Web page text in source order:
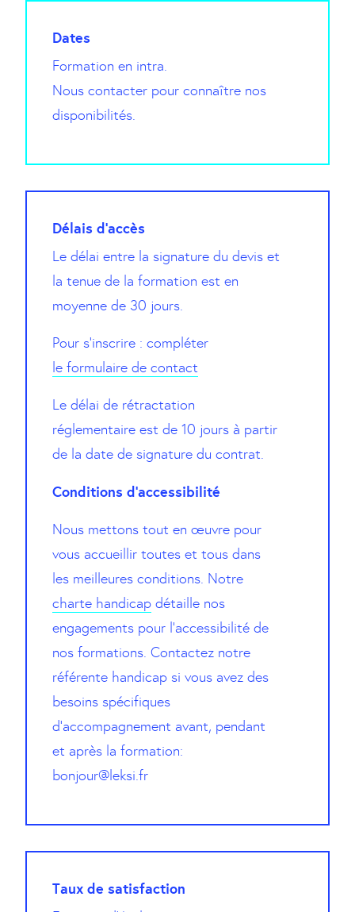
Dates
Formation en intra.
Nous contacter pour connaître nos
disponibilités.
Délais d'accès
Le délai entre la signature du devis et
la tenue de la formation est en
moyenne de 30 jours.
Pour s’inscrire : compléter
le formulaire de contact
Le délai de rétractation
réglementaire est de 10 jours à partir
de la date de signature du contrat.
Conditions d’accessibilité
Nous mettons tout en œuvre pour
vous accueillir toutes et tous dans
les meilleures conditions. Notre
charte handicap détaille nos
engagements pour l’accessibilité de
nos formations. Contactez notre
référente handicap si vous avez des
besoins spécifiques
d’accompagnement avant, pendant
et après la formation:
bonjour@leksi.fr
Taux de satisfaction